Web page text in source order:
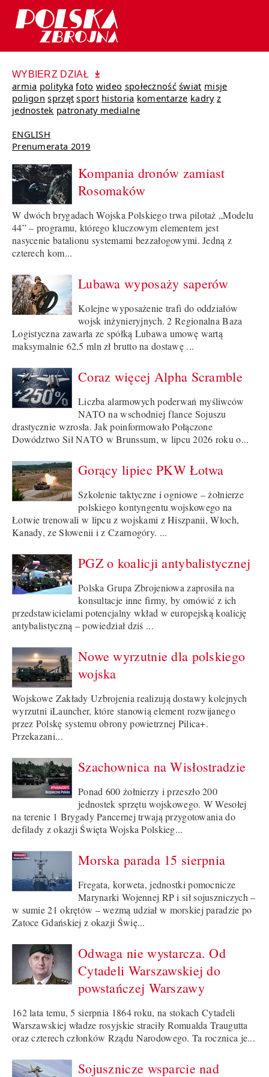
WYBIERZ DZIAŁ
armia polityka foto wideo społeczność świat misje
poligon sprzęt sport historia komentarze kadry z
jednostek patronaty medialne
ENGLISH
Prenumerata 2019
Kompania dronów zamiast
Rosomaków
W dwóch brygadach Wojska Polskiego trwa pilotaż „Modelu
44” – programu, którego kluczowym elementem jest
nasycenie batalionu systemami bezzałogowymi. Jedną z
czterech kom...
Lubawa wyposaży saperów
Kolejne wyposażenie trafi do oddziałów
wojsk inżynieryjnych. 2 Regionalna Baza
Logistyczna zawarła ze spółką Lubawa umowę wartą
maksymalnie 62,5 mln zł brutto na dostawę ...
Coraz więcej Alpha Scramble
Liczba alarmowych poderwań myśliwców
NATO na wschodniej flance Sojuszu
drastycznie wzrosła. Jak poinformowało Połączone
Dowództwo Sił NATO w Brunssum, w lipcu 2026 roku o...
Gorący lipiec PKW Łotwa
Szkolenie taktyczne i ogniowe – żołnierze
polskiego kontyngentu wojskowego na
Łotwie trenowali w lipcu z wojskami z Hiszpanii, Włoch,
Kanady, ze Słowenii i z Czarnogóry. ...
PGZ o koalicji antybalistycznej
Polska Grupa Zbrojeniowa zaprosiła na
konsultacje inne firmy, by omówić z ich
przedstawicielami potencjalny wkład w europejską koalicję
antybalistyczną – powiedział dziś ...
Nowe wyrzutnie dla polskiego
wojska
Wojskowe Zakłady Uzbrojenia realizują dostawy kolejnych
wyrzutni iLauncher, które stanowią element rozwijanego
przez Polskę systemu obrony powietrznej Pilica+.
Przekazani...
Szachownica na Wisłostradzie
Ponad 600 żołnierzy i przeszło 200
jednostek sprzętu wojskowego. W Wesołej
na terenie 1 Brygady Pancernej trwają przygotowania do
defilady z okazji Święta Wojska Polskieg...
Morska parada 15 sierpnia
Fregata, korweta, jednostki pomocnicze
Marynarki Wojennej RP i sił sojuszniczych –
w sumie 21 okrętów – wezmą udział w morskiej paradzie po
Zatoce Gdańskiej z okazji Świę...
Odwaga nie wystarcza. Od
Cytadeli Warszawskiej do
powstańczej Warszawy
162 lata temu, 5 sierpnia 1864 roku, na stokach Cytadeli
Warszawskiej władze rosyjskie straciły Romualda Traugutta
oraz czterech członków Rządu Narodowego. Ta rocznica je...
Sojusznicze wsparcie nad